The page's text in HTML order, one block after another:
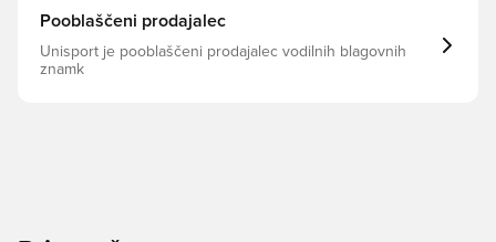
Pooblaščeni prodajalec
Unisport je pooblaščeni prodajalec vodilnih blagovnih
znamk